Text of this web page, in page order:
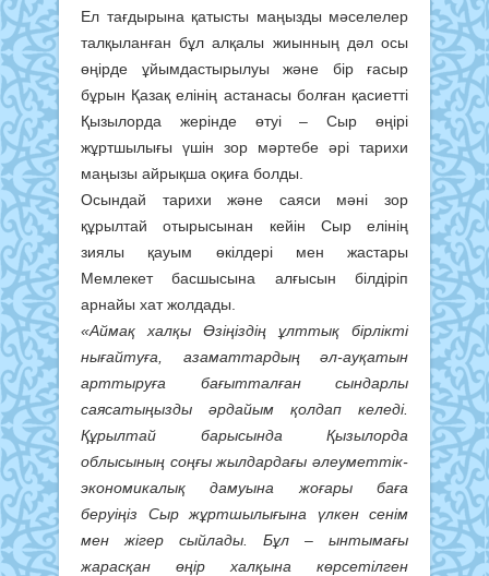
Ел тағдырына қатысты маңызды мәселелер
талқыланған бұл алқалы жиынның дәл осы
өңірде ұйымдастырылуы және бір ғасыр
бұрын Қазақ елінің астанасы болған қасиетті
Қызылорда жерінде өтуі – Сыр өңірі
жұртшылығы үшін зор мәртебе әрі тарихи
маңызы айрықша оқиға болды.
Осындай тарихи және саяси мәні зор
құрылтай отырысынан кейін Сыр елінің
зиялы қауым өкілдері мен жастары
Мемлекет басшысына алғысын білдіріп
арнайы хат жолдады.
«Аймақ халқы Өзіңіздің ұлттық бірлікті
нығайтуға, азаматтардың әл-ауқатын
арттыруға бағытталған сындарлы
саясатыңызды әрдайым қолдап келеді.
Құрылтай барысында Қызылорда
облысының соңғы жылдардағы әлеуметтік-
экономикалық дамуына жоғары баға
беруіңіз Сыр жұртшылығына үлкен сенім
мен жігер сыйлады. Бұл – ынтымағы
жарасқан өңір халқына көрсетілген